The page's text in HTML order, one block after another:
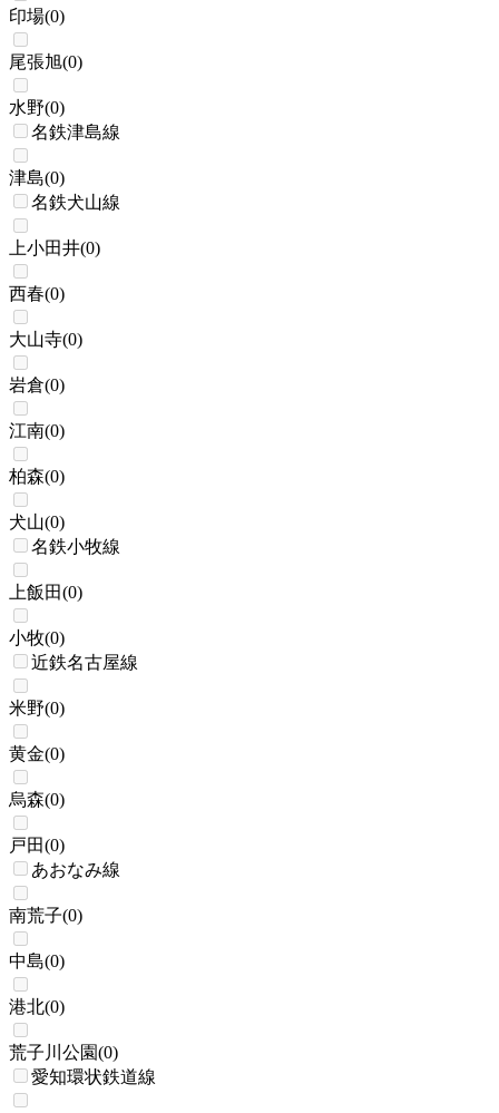
印場(0)
尾張旭(0)
水野(0)
名鉄津島線
津島(0)
名鉄犬山線
上小田井(0)
西春(0)
大山寺(0)
岩倉(0)
江南(0)
柏森(0)
犬山(0)
名鉄小牧線
上飯田(0)
小牧(0)
近鉄名古屋線
米野(0)
黄金(0)
烏森(0)
戸田(0)
あおなみ線
南荒子(0)
中島(0)
港北(0)
荒子川公園(0)
愛知環状鉄道線